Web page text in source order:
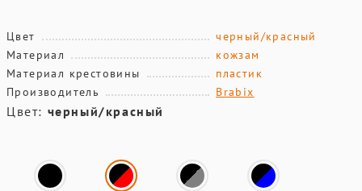
Цвет
черный/красный
Материал
кожзам
Материал крестовины
пластик
Производитель
Brabix
Цвет: черный/красный